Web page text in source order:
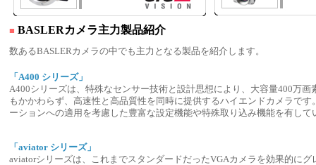
■ BASLERカメラ主力製品紹介
数あるBASLERカメラの中でも主力となる製品を紹介します。
「A400 シリーズ」
A400シリーズは、特殊なセンサー技術と設計思想により、大容量400万画
もかかわらず、高速性と高品質性を同時に提供するハイエンドカメラです
ーションへの適用を考慮した豊富な設定機能や特殊取り込み機能を有して
「aviator シリーズ」
aviatorシリーズは、これまでスタンダードだったVGAカメラを効果的にグ